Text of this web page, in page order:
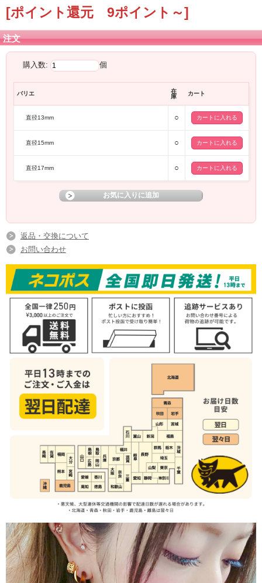
[ポイント還元 9ポイント～]
注文
購入数: 個
バリエ
在
庫
カート
直径13mm ○
直径15mm ○
直径17mm ○
返品・交換について
お問い合わせ